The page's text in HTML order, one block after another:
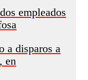
empleados
a disparos a
en